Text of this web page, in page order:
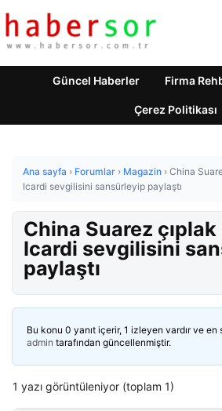
Güncel Haberler Firma
Çerez Politikası
Ana sayfa › Forumlar › Magazin › China
Icardi sevgilisini sansürleyip paylaştı
China Suarez
Icardi sevgilisini
paylaştı
Bu konu 0 yanıt içerir, 1 izleyen vardır ve en
admin tarafından güncellenmiştir.
1 yazı görüntüleniyor (toplam 1)